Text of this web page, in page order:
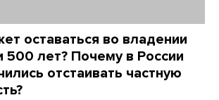
оставаться во владении
500 лет? Почему в России
отстаивать частную